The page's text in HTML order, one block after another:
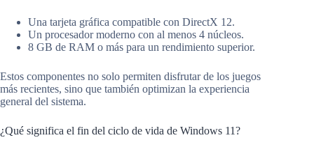
Una tarjeta gráfica compatible con DirectX 12.
Un procesador moderno con al menos 4 núcleos.
8 GB de RAM o más para un rendimiento superior.
Estos componentes no solo permiten disfrutar de los juegos
más recientes, sino que también optimizan la experiencia
general del sistema.
¿Qué significa el fin del ciclo de vida de Windows 11?